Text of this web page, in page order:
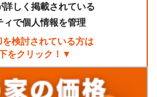
しく掲載されている
ィで個人情報を管理
検討されている方は
をクリック！▼